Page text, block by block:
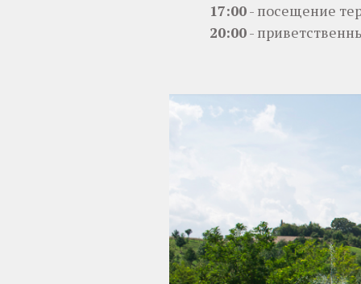
17:00- посещение
20:00-